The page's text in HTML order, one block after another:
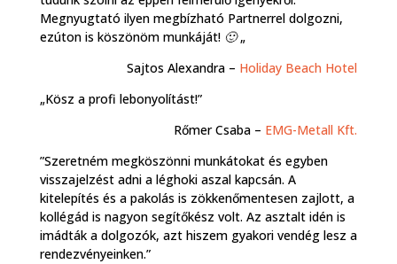
Megnyugtató ilyen megbízható Partnerrel dolgozni,
ezúton is köszönöm munkáját! 🙂 „
Sajtos Alexandra – Holiday Beach Hotel
„Kösz a profi lebonyolítást!”
Rőmer Csaba – EMG-Metall Kft.
”Szeretném megköszönni munkátokat és egyben
visszajelzést adni a léghoki aszal kapcsán. A
kitelepítés és a pakolás is zökkenőmentesen zajlott, a
kollégád is nagyon segítőkész volt. Az asztalt idén is
imádták a dolgozók, azt hiszem gyakori vendég lesz a
rendezvényeinken.”